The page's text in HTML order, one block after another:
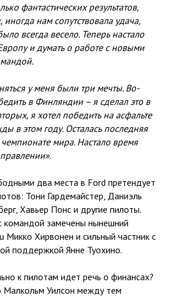
фантастических результатов,
нам сопутствовала удача,
всегда весело. Теперь настало
и думать о работе с новыми
у меня были три мечты. Во-
в Финляндии – я сделал это в
я хотел победить на асфальте
в этом году. Осталась последняя
мира. Настало время
.
два места в Ford претендует
Тони Гардемайстер, Даниэль
Хавьер Понс и другие пилоты.
командой замечены нынешний
Микко Хирвонен и сильный частник с
поддержкой Янне Туохино.
к пилотам идет речь о финансах?
Малкольм Уилсон между тем